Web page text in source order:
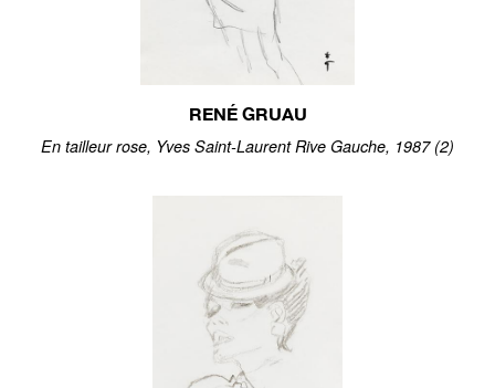
RENÉ GRUAU
En tailleur rose, Yves Saint-Laurent Rive Gauche, 1987 (2)